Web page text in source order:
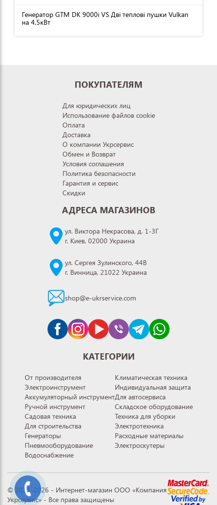
Генератор GTM DK 9000i VS Дві теплові пушки Vulkan
на 4,5кВт
ПОКУПАТЕЛЯМ
Для юридических лиц
Использование файлов cookie
Оплата
Доставка
О компании Укрсервис
Обмен и Возврат
Условия соглашения
Политика безопасности
Гарантия и сервис
Скидки
АДРЕСА МАГАЗИНОВ
ул. Виктора Некрасова, д. 1-3Г
г. Киев, 02000 Украина
ул. Сергея Зулинского, 44В
г. Винница, 21022 Украина
shop@e-ukrservice.com
КАТЕГОРИИ
От производителя
Электроинструмент
Аккумуляторный инструмент
Ручной инструмент
Садовая техника
Для строительства
Генераторы
Пневмооборудование
Водоснабжение
Климатическая техника
Индивидуальная защита
Для автосервиса
Складское оборудование
Техника для уборки
Электротехника
Расходные материалы
Электроскутеры
© 2011-2026 - Интернет-магазин ООО «Компания
Укрсервис» - Все права защищены